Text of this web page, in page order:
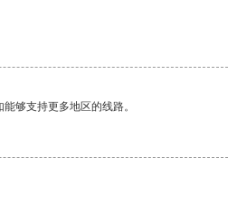
够支持更多地区的线路。